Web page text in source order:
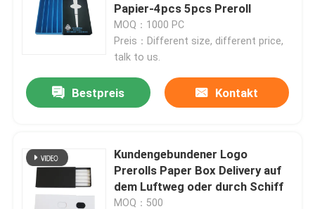
Papier-4pcs 5pcs Preroll
MOQ：1000 PC
Preis：Different size, different price,
talk to us.
Bestpreis Kontakt
Kundengebundener Logo
Prerolls Paper Box Delivery auf
dem Luftweg oder durch Schiff
MOQ：500